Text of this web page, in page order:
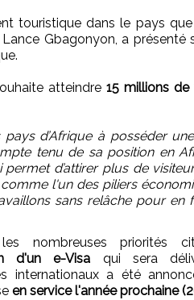
touristique dans le pays
Gbagonyon, a présenté
atteindre 15 millions de
d’Afrique à posséder
tenu de sa position en
d’attirer plus de
l'un des piliers
sans relâche pour en
nombreuses priorités
d'un e-Visa qui sera
internationaux a été
en service l'année prochaine